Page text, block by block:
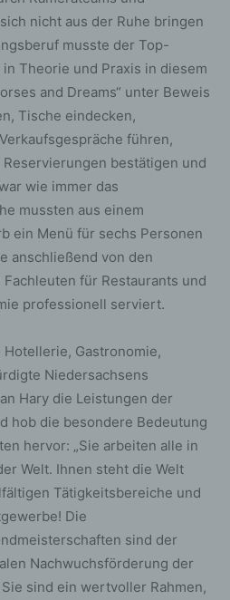
nicht aus der Ruhe bringen
musste der Top-
Theorie und Praxis in diesem
and Dreams“ unter Beweis
Tische eindecken,
führen,
bestätigen und
wie immer das
mussten aus einem
ein Menü für sechs Personen
anschließend von den
für Restaurants und
professionell serviert.
Gastronomie,
Niedersachsens
Hary die Leistungen der
hob die besondere Bedeutung
hervor: „Sie arbeiten alle in
Welt. Ihnen steht die Welt
Tätigkeitsbereiche und
Die
sind der
Nachwuchsförderung der
sind ein wertvoller Rahmen,